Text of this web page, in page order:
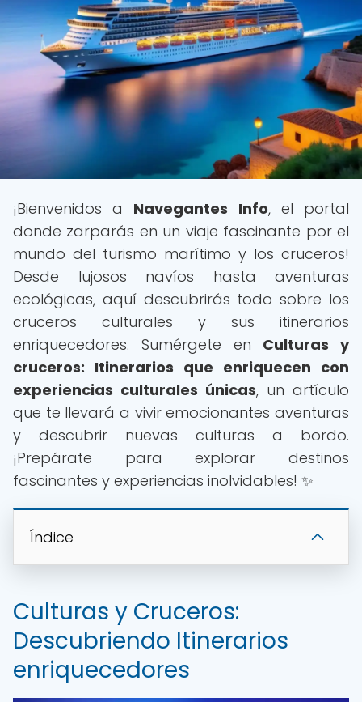
¡Bienvenidos a Navegantes Info, el portal
donde zarparás en un viaje fascinante por el
mundo del turismo marítimo y los cruceros!
Desde lujosos navíos hasta aventuras
ecológicas, aquí descubrirás todo sobre los
cruceros culturales y sus itinerarios
enriquecedores. Sumérgete en Culturas y
cruceros: Itinerarios que enriquecen con
experiencias culturales únicas, un artículo
que te llevará a vivir emocionantes aventuras
y descubrir nuevas culturas a bordo.
¡Prepárate para explorar destinos
fascinantes y experiencias inolvidables! ✨
Índice
Culturas y Cruceros:
Descubriendo Itinerarios
enriquecedores